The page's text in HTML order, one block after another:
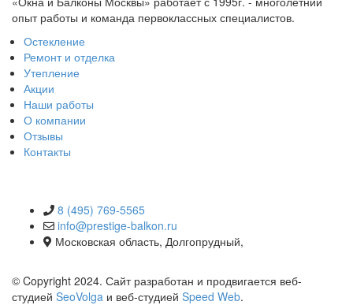
опыт работы и команда первоклассных специалистов.
Остекление
Ремонт и отделка
Утепление
Акции
Наши работы
О компании
Отзывы
Контакты
8 (495) 769-5565
info@prestige-balkon.ru
Московская область, Долгопрудный,
© Copyright 2024. Сайт разработан и продвигается веб-
студией SeoVolga и веб-студией Speed Web.